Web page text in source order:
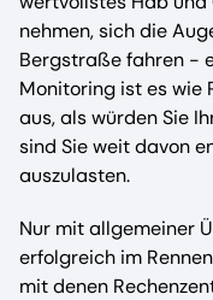
nehmen, sich die
Bergstraße fahren -
Monitoring ist es wie
aus, als würden Sie
sind Sie weit davon
auszulasten.
Nur mit allgemeiner
erfolgreich im
mit denen